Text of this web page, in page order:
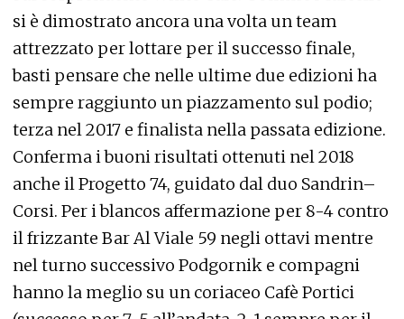
si è dimostrato ancora una volta un team
attrezzato per lottare per il successo finale,
basti pensare che nelle ultime due edizioni ha
sempre raggiunto un piazzamento sul podio;
terza nel 2017 e finalista nella passata edizione.
Conferma i buoni risultati ottenuti nel 2018
anche il Progetto 74, guidato dal duo Sandrin–
Corsi. Per i blancos affermazione per 8-4 contro
il frizzante Bar Al Viale 59 negli ottavi mentre
nel turno successivo Podgornik e compagni
hanno la meglio su un coriaceo Cafè Portici